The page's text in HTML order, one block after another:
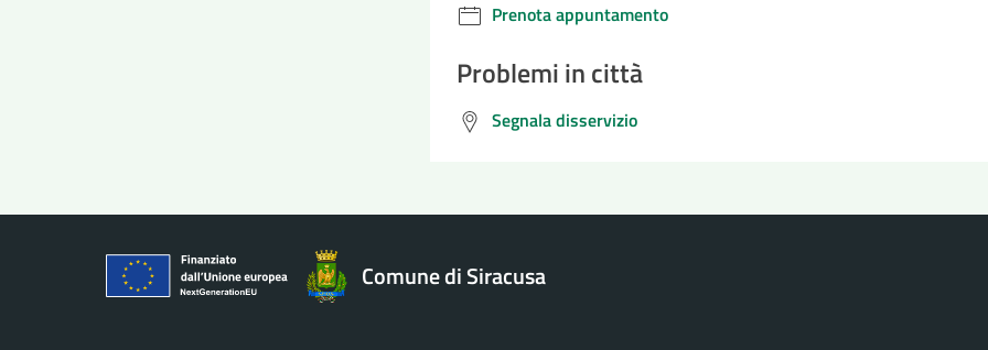
Prenota appuntamento
Problemi in città
Segnala disservizio
Comune di Siracusa